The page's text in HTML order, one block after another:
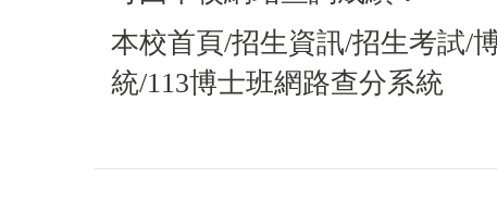
本校首頁/招生資訊/招生考試/
統/113博士班網路查分系統